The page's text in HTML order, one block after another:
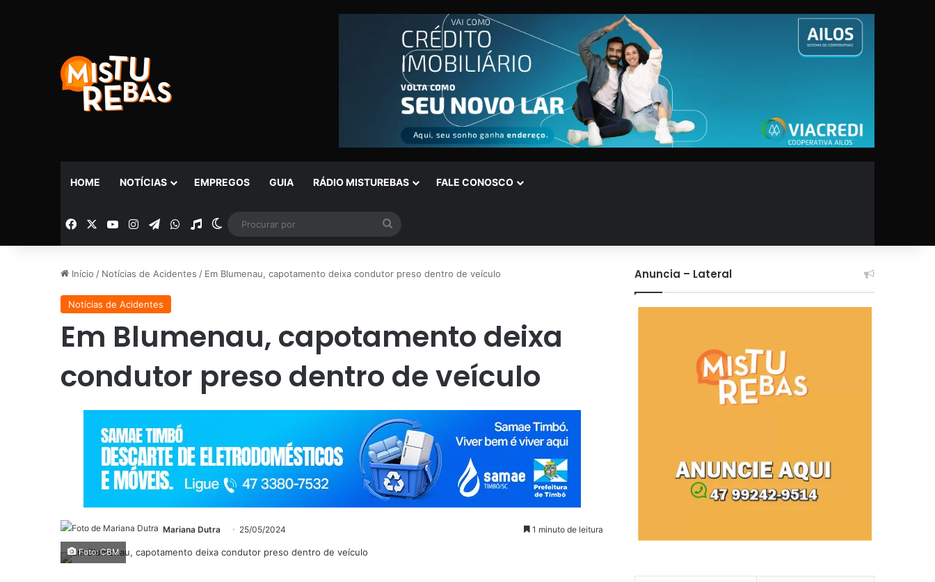
HOME NOTÍCIAS EMPREGOS GUIA RÁDIO MISTUREBAS FALE CONOSCO
Facebook YouTubeInstagramTelegramWhatsApp
Rádio Switch skin
por
Início / Notícias de Acidentes / Em Blumenau, capotamento deixa condutor preso dentro de veículo
Notícias de Acidentes
Em Blumenau, capotamento deixa
condutor preso dentro de veículo
Mariana Dutra 25/05/2024 1 minuto de leitura
Foto: CBM
Anuncia – Lateral